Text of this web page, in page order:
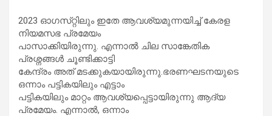
2023 ഓഗസ്​റ്റിലും ഇതേ ആവശ്യമുന്നയിച്ച് കേരള
നിയമസഭ പ്രമേയം
പാസാക്കിയിരുന്നു. എന്നാൽ ചില സാങ്കേതിക
പ്രശ്നങ്ങൾ ചൂണ്ടിക്കാട്ടി
കേന്ദ്രം അത് മടക്കുകയായിരുന്നു.ഭരണഘടനയുടെ
ഒന്നാം പട്ടികയിലും എട്ടാം
പട്ടികയിലും മാ​റ്റം ആവശ്യപ്പെട്ടായിരുന്നു ആദ്യ
പ്രമേയം. എന്നാൽ, ഒന്നാം